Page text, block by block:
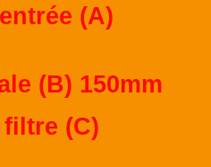
(A)
(B) 150mm
(C)